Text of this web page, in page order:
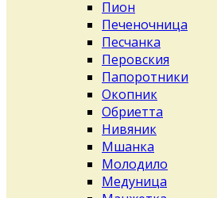
Пион
Печеночница
Песчанка
Перовския
Папоротники
Окопник
Обриетта
Нивяник
Мшанка
Молодило
Медуница